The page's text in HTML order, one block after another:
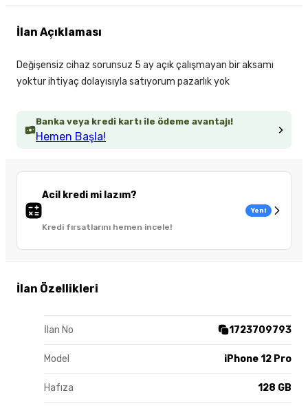
Banka veya kredi kartı ile ödeme avantajı!
Hemen Başla!
Acil kredi mi lazım?
Kredi fırsatlarını hemen incele!
Yeni
İlan Özellikleri
İlan No 1723709793
Model iPhone 12 Pro
Hafıza 128 GB
İlan Açıklaması
Değişensiz cihaz sorunsuz 5 ay açık çalışmayan bir aksamı
yoktur ihtiyaç dolayısıyla satıyorum pazarlık yok